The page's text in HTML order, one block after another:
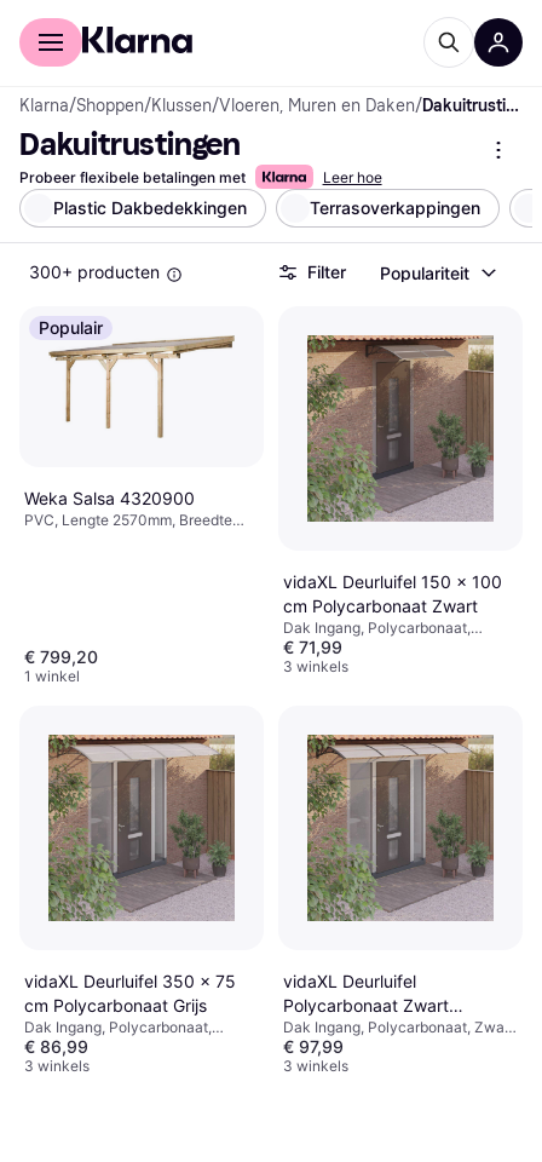
Voor shoppers
Klarna/Shoppen/Klussen/Vloeren, Muren en Daken/ Dakuitrustingen
Dakuitrustingen
Probeer flexibele betalingen met Leer hoe
Plastic Dakbedekkingen Terrasoverkappingen
300+ producten Filter Populariteit
Populair
Weka Salsa 4320900
PVC, Lengte 2570mm, Breedte
€ 799,20
1 winkel
vidaXL Deurluifel 150 x 100
cm Polycarbonaat Zwart
Dak Ingang, Polycarbonaat,
TwinLite, Breedte 1000mm,
Hoogte 10mm, Zwart
€ 71,99
3 winkels
vidaXL Deurluifel 350 x 75
cm Polycarbonaat Grijs
Dak Ingang, Polycarbonaat,
Transparant, Grijs
€ 86,99
3 winkels
vidaXL Deurluifel
Polycarbonaat Zwart
Transparant 400x75 cm
Dak Ingang, Polycarbonaat, Zwart,
Transparant
€ 97,99
3 winkels